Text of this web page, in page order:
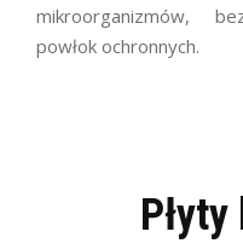
mikroorganizmów,
powłok ochronnych.